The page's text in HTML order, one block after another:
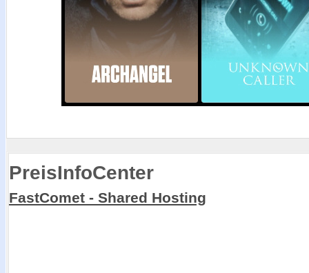
PreisInfoCenter
FastComet - Shared Hosting